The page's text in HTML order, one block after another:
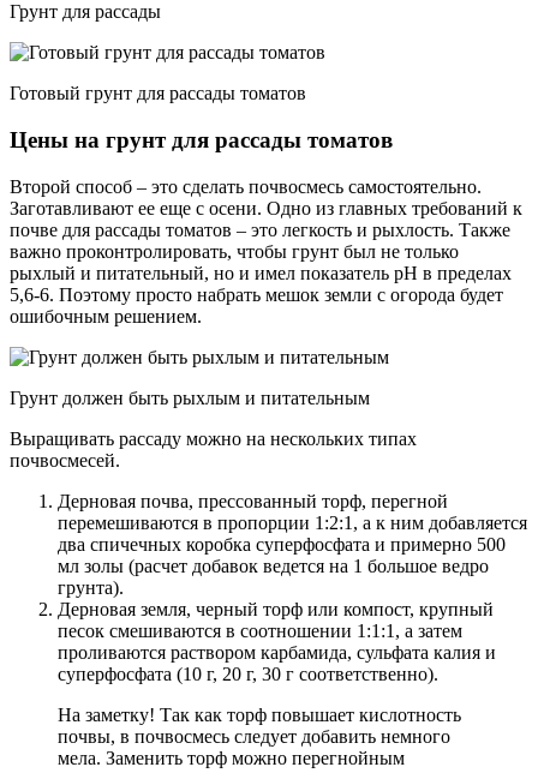
Грунт для рассады
Готовый грунт для рассады томатов
Цены на грунт для рассады томатов
Второй способ – это сделать почвосмесь самостоятельно.
Заготавливают ее еще с осени. Одно из главных требований к
почве для рассады томатов – это легкость и рыхлость. Также
важно проконтролировать, чтобы грунт был не только
рыхлый и питательный, но и имел показатель рН в пределах
5,6-6. Поэтому просто набрать мешок земли с огорода будет
ошибочным решением.
Грунт должен быть рыхлым и питательным
Выращивать рассаду можно на нескольких типах
почвосмесей.
Дерновая почва, прессованный торф, перегной
перемешиваются в пропорции 1:2:1, а к ним добавляется
два спичечных коробка суперфосфата и примерно 500
мл золы (расчет добавок ведется на 1 большое ведро
грунта).
Дерновая земля, черный торф или компост, крупный
песок смешиваются в соотношении 1:1:1, а затем
проливаются раствором карбамида, сульфата калия и
суперфосфата (10 г, 20 г, 30 г соответственно).
На заметку! Так как торф повышает кислотность
почвы, в почвосмесь следует добавить немного
мела. Заменить торф можно перегнойным